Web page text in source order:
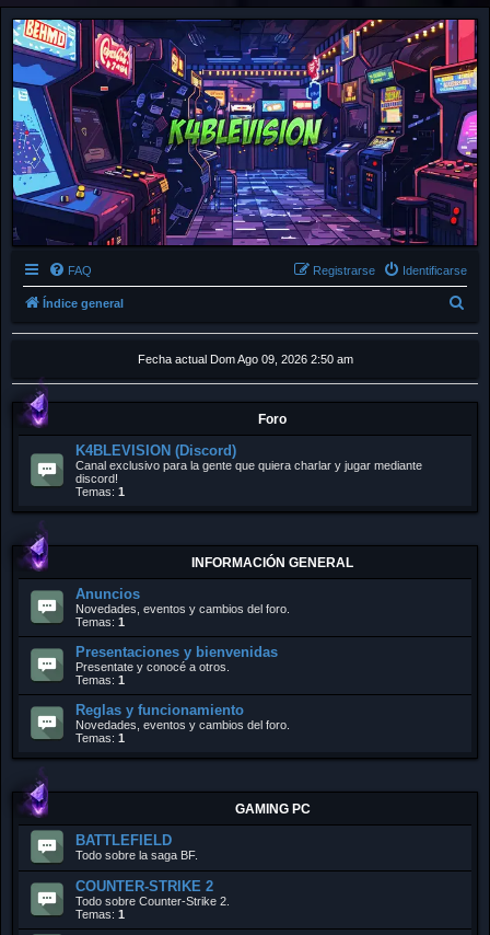
FAQ Identificarse
Registrarse
Índice general
c
a
r
Fecha actual Dom Ago 09, 2026 2:50 am
Foro
K4BLEVISION (Discord)
Canal exclusivo para la gente que quiera charlar y jugar mediante
discord!
Temas: 1
INFORMACIÓN GENERAL
Anuncios
Novedades, eventos y cambios del foro.
Temas: 1
Presentaciones y bienvenidas
Presentate y conocé a otros.
Temas: 1
Reglas y funcionamiento
Novedades, eventos y cambios del foro.
Temas: 1
GAMING PC
BATTLEFIELD
Todo sobre la saga BF.
COUNTER-STRIKE 2
Todo sobre Counter-Strike 2.
Temas: 1